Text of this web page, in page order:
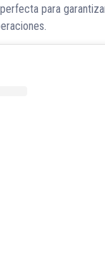
para